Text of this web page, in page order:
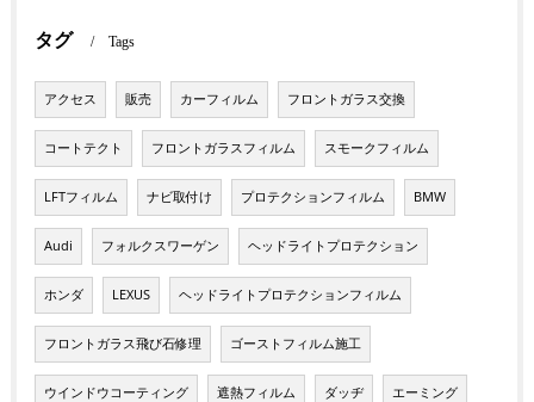
タグ Tags
アクセス 販売 カーフィルム フロントガラス交換
コートテクト フロントガラスフィルム スモークフィルム
LFTフィルム ナビ取付け プロテクションフィルム BMW
Audi フォルクスワーゲン ヘッドライトプロテクション
ホンダ LEXUS ヘッドライトプロテクションフィルム
フロントガラス飛び石修理 ゴーストフィルム施工
ウインドウコーティング 遮熱フィルム ダッヂ エーミング